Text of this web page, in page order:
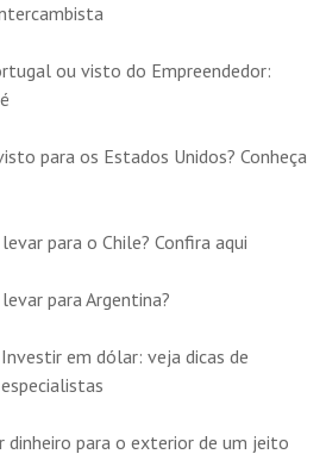
ou visto do Empreendedor:
para os Estados Unidos? Conheça
para o Chile? Confira aqui
para Argentina?
Investir em dólar: veja dicas de
especialistas
dinheiro para o exterior de um jeito